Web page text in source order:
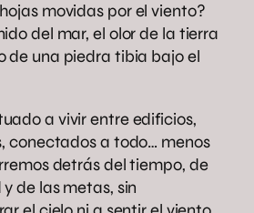
movidas por el viento?
del mar, el olor de la tierra
de una piedra tibia bajo el
a vivir entre edificios,
conectados a todo… menos
detrás del tiempo, de
de las metas, sin